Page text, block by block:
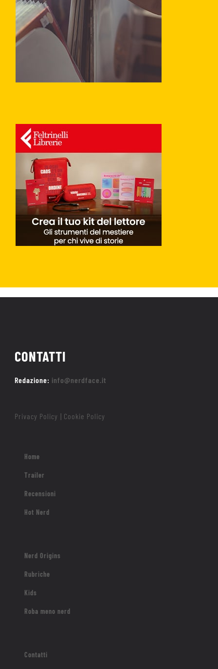
CONTATTI
Redazione: info@nerdface.it
Privacy Policy Cookie Policy
Home
Trailer
Recensioni
Hot Nerd
Nerd Origins
Rubriche
Kids
Roba meno nerd
Contatti